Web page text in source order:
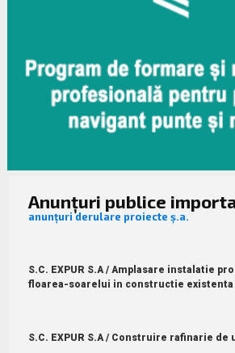
Anunțuri publice
anunțuri derulare proiecte ș.a.
S.C. EXPUR S.A / Amplasare instalatie
floarea-soarelui in constructie existenta
S.C. EXPUR S.A / Construire rafinarie